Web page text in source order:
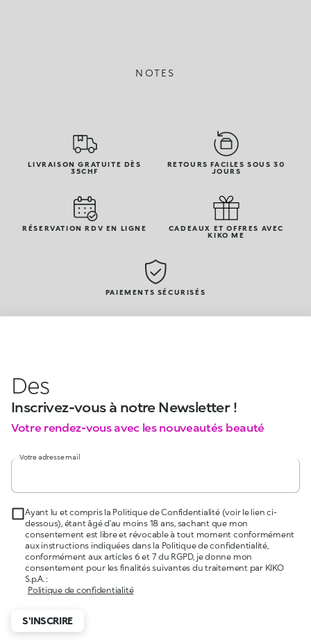
NOTES
LIVRAISON GRATUITE DÈS
35CHF
RETOURS FACILES SOUS 30
JOURS
RÉSERVATION RDV EN LIGNE
CADEAUX ET OFFRES AVEC
KIKO ME
PAIEMENTS SÉCURISÉS
Des
Inscrivez-vous à notre Newsletter !
Votre rendez-vous avec les nouveautés beauté
Votre adresse mail
Ayant lu et compris la Politique de Confidentialité (voir le lien ci-
dessous), étant âgé d’au moins 18 ans, sachant que mon
consentement est libre et révocable à tout moment conformément
aux instructions indiquées dans la Politique de confidentialité,
conformément aux articles 6 et 7 du RGPD, je donne mon
consentement pour les finalités suivantes du traitement par KIKO
S.p.A. :
Politique de confidentialité
S'INSCRIRE